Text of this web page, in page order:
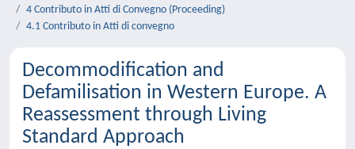
4 Contributo in Atti di Convegno (Proceeding)
4.1 Contributo in Atti di convegno
Decommodification and
Defamilisation in Western Europe. A
Reassessment through Living
Standard Approach